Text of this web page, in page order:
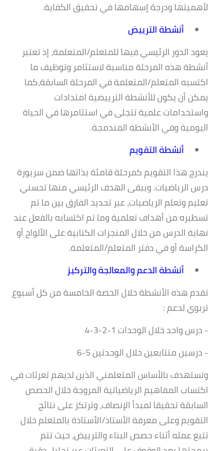
لأهميتها ودرجة إسهامها في تحقيق الكفاية.
أنشطة الترييض
يعود الدور الرئيسي فيها للمتعلم/المتعلمة، إذ تعتبر
أنشطة هذه المرحلة مناسبة لاستثامر وتوظيف ما
اكتسبه المتعلم/المتعلمة في المرحلة السابقة،كما
يمكن أن يكون للأنشطة الترييضية امتدادات
واستخدامات علمية تتجلى في استثامرها في الحياة
اليومية وفي الأنشطة المندمجة.
أنشطة التقويم
يندرج هذا التقويم كمرحلة قامئة بذاتها ضمن سريورة
درس الرياضيات. ويبقى الهدف الرئيسي منها تحسني
تعليم وتعلم الرياضيات، عبر تحديد الفارق بين ما تم
تسطيره من أهداف تعلمية وما تم اكتسابه بالفعل عند
نهاية الدرس من خلال المنجزات الكتابية على الألواح أو
الكراسة أو في دفتر المتعلم/المتعلمة.
أنشطة الدعم والمعالجة والتركيز
تقدم هذه الأنشطة خلال الحصة الخامسة من كل أسبوع
تربوي لدعم :
- درس واحد خلال الوحدات 1-2-3-4
- درسين متتابعين خلال الوحدتين 5-6
وتستهدف بالأساس المتعلمني الذين لديهم تعرثات في
اكتساب المفاهيم الرياضياتية المروجة خلال الحصص
السابقة تحقيقا لمبدأ الإنصاف، وترتكز على نتائج
التقويم وعلى معرفة الأستاذ/الأستاذة بالمتعلم خلال
تتبع عمله أثناء حصص البناء والترييض، حيث تتم